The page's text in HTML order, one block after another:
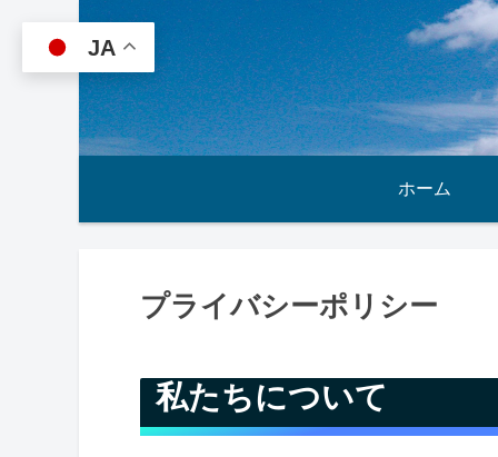
ホーム
プライバシーポリシー
私たちについて
JA